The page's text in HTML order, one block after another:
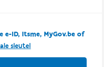
e-ID, Itsme, MyGov.be of
sleutel